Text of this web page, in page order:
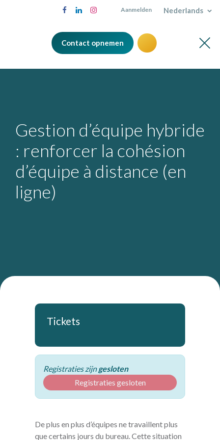
Aanmelden Nederlands
Contact opnemen
Gestion d’équipe hybride
: renforcer la cohésion
d’équipe à distance (en
ligne)
Tickets
Registraties zijngesloten
Registraties gesloten
De plus en plus d’équipes ne travaillent plus
que certains jours du bureau. Cette situation